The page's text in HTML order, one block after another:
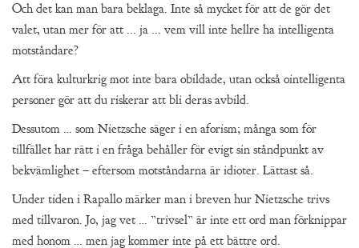
Och det kan man bara beklaga. Inte så mycket för att de gör det
valet, utan mer för att ... ja ... vem vill inte hellre ha intelligenta
motståndare?
Att föra kulturkrig mot inte bara obildade, utan också ointelligenta
personer gör att du riskerar att bli deras avbild.
Dessutom … som Nietzsche säger i en aforism; många som för
tillfället har rätt i en fråga behåller för evigt sin ståndpunkt av
bekvämlighet – eftersom motståndarna är idioter. Lättast så.
Under tiden i Rapallo märker man i breven hur Nietzsche trivs
med tillvaron. Jo, jag vet … ”trivsel” är inte ett ord man förknippar
med honom … men jag kommer inte på ett bättre ord.